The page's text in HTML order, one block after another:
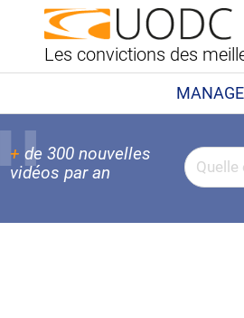
Les convictions des
+ de 300 nouvelles
vidéos par an